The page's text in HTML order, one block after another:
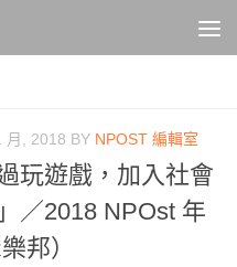
月, 2018 BY NPOST 編輯室
玩遊戲，加入社會
／2018 NPOst 年
邦）